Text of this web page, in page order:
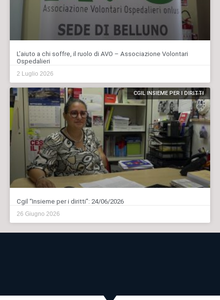
L’aiuto a chi soffre, il ruolo di AVO – Associazione Volontari
Ospedalieri
2 Luglio 2026
CGIL INSIEME PER I DIRITTI
Cgil “Insieme per i diritti”: 24/06/2026
26 Giugno 2026